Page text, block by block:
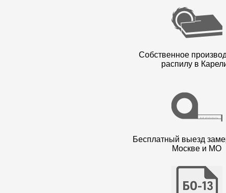
Собственное
распилу в
Бесплатный выезд
Москве и МО